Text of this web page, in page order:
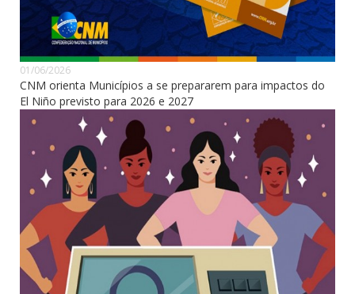
01/06/2026
CNM orienta Municípios a se prepararem para impactos do
El Niño previsto para 2026 e 2027